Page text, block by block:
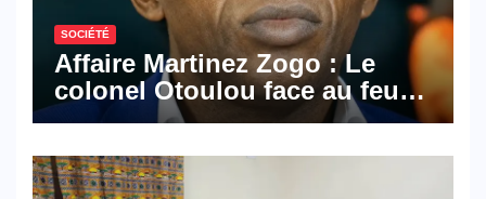
SOCIÉTÉ
Affaire Martinez Zogo : Le
colonel Otoulou face au feu
croisé des avocats de la